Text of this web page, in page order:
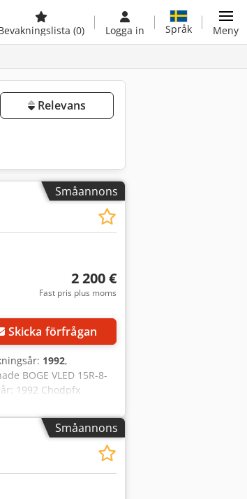
(0) Logga in Språk Meny
Relevans
Småannons
2 200 €
Fast pris plus moms
Skicka förfrågan
1992,
BOGE VLED 15R-8-
1992 Chodpfx
min⁻¹ Drivningseffekt:
oss via meddelande
Småannons